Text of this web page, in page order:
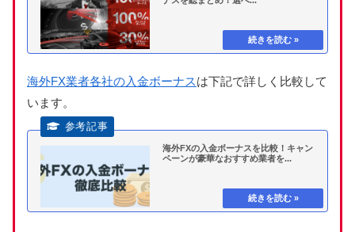
海外FX業者各社の入金ボーナスは下記で詳しく比較して
います。
海外FXの入金ボーナスを比較！キャン
ペーンが豪華なおすすめ業者を...